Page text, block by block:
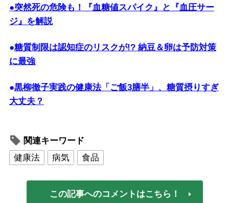
●突然死の危険も！『血糖値スパイク』と『血圧サー
ジ』を解説
●糖質制限は認知症のリスクが!? 納豆＆卵は予防対策
に最強
●黒柳徹子実践の健康法「ご飯3膳半」、糖質摂りすぎ
大丈夫？
関連キーワード
健康法
病気 食品
この記事へのコメントはこちら！